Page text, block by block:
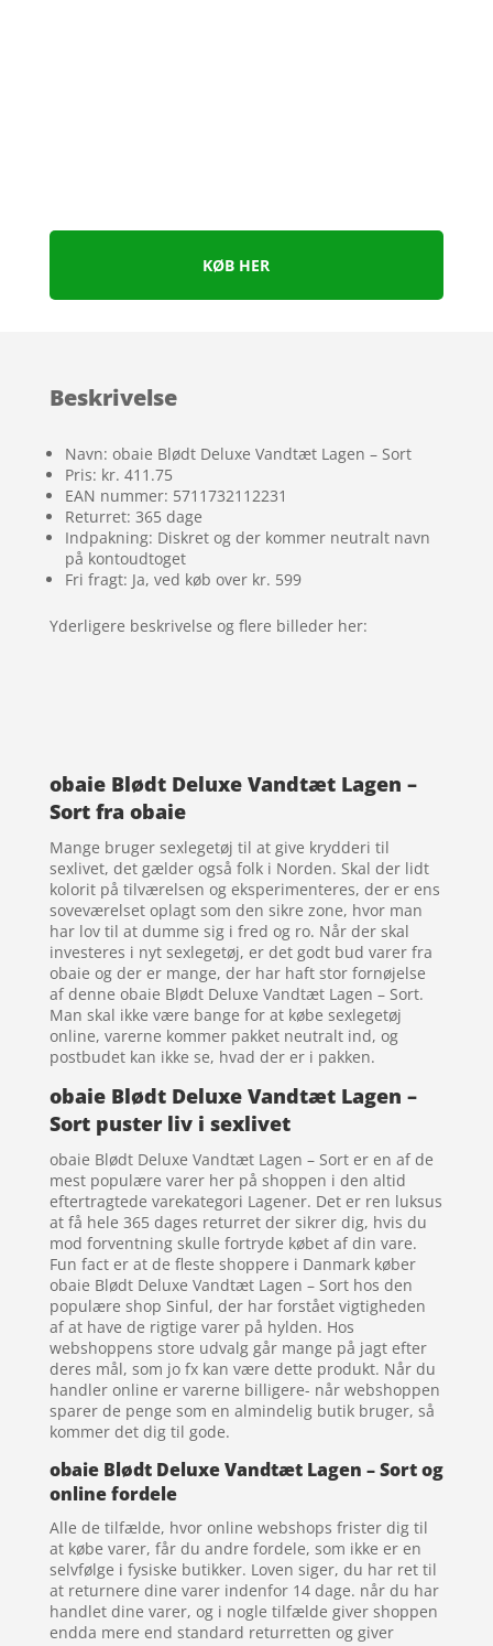
KØB HER
Beskrivelse
Navn: obaie Blødt Deluxe Vandtæt Lagen – Sort
Pris: kr. 411.75
EAN nummer: 5711732112231
Returret: 365 dage
Indpakning: Diskret og der kommer neutralt navn
på kontoudtoget
Fri fragt: Ja, ved køb over kr. 599
Yderligere beskrivelse og flere billeder her:
obaie Blødt Deluxe Vandtæt Lagen –
Sort fra obaie
Mange bruger sexlegetøj til at give krydderi til
sexlivet, det gælder også folk i Norden. Skal der lidt
kolorit på tilværelsen og eksperimenteres, der er ens
soveværelset oplagt som den sikre zone, hvor man
har lov til at dumme sig i fred og ro. Når der skal
investeres i nyt sexlegetøj, er det godt bud varer fra
obaie og der er mange, der har haft stor fornøjelse
af denne obaie Blødt Deluxe Vandtæt Lagen – Sort.
Man skal ikke være bange for at købe sexlegetøj
online, varerne kommer pakket neutralt ind, og
postbudet kan ikke se, hvad der er i pakken.
obaie Blødt Deluxe Vandtæt Lagen –
Sort puster liv i sexlivet
obaie Blødt Deluxe Vandtæt Lagen – Sort er en af de
mest populære varer her på shoppen i den altid
eftertragtede varekategori Lagener. Det er ren luksus
at få hele 365 dages returret der sikrer dig, hvis du
mod forventning skulle fortryde købet af din vare.
Fun fact er at de fleste shoppere i Danmark køber
obaie Blødt Deluxe Vandtæt Lagen – Sort hos den
populære shop Sinful, der har forstået vigtigheden
af at have de rigtige varer på hylden. Hos
webshoppens store udvalg går mange på jagt efter
deres mål, som jo fx kan være dette produkt. Når du
handler online er varerne billigere- når webshoppen
sparer de penge som en almindelig butik bruger, så
kommer det dig til gode.
obaie Blødt Deluxe Vandtæt Lagen – Sort og
online fordele
Alle de tilfælde, hvor online webshops frister dig til
at købe varer, får du andre fordele, som ikke er en
selvfølge i fysiske butikker. Loven siger, du har ret til
at returnere dine varer indenfor 14 dage. når du har
handlet dine varer, og i nogle tilfælde giver shoppen
endda mere end standard returretten og giver